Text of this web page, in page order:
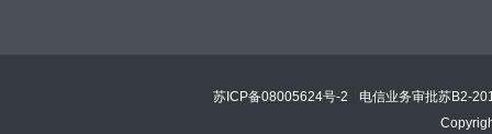
苏ICP备08005624号-2
电信业务审批苏B2-